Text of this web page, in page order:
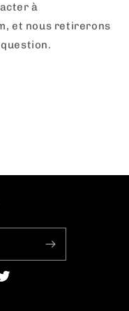
à
et nous retirerons